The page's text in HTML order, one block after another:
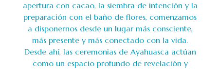
apertura con cacao, la siembra de intención y la
preparación con el baño de flores, comenzamos
a disponernos desde un lugar más consciente,
más presente y más conectado con la vida.
Desde ahí, las ceremonias de Ayahuasca actúan
como un espacio profundo de revelación y